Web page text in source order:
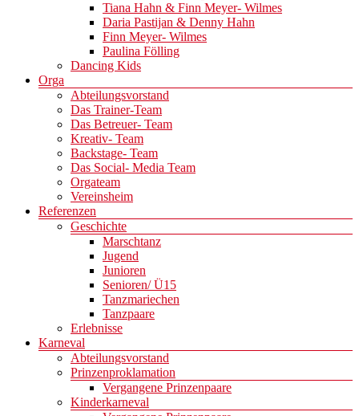
Tiana Hahn & Finn Meyer- Wilmes
Daria Pastijan & Denny Hahn
Finn Meyer- Wilmes
Paulina Fölling
Dancing Kids
Orga
Abteilungsvorstand
Das Trainer-Team
Das Betreuer- Team
Kreativ- Team
Backstage- Team
Das Social- Media Team
Orgateam
Vereinsheim
Referenzen
Geschichte
Marschtanz
Jugend
Junioren
Senioren/ Ü15
Tanzmariechen
Tanzpaare
Erlebnisse
Karneval
Abteilungsvorstand
Prinzenproklamation
Vergangene Prinzenpaare
Kinderkarneval